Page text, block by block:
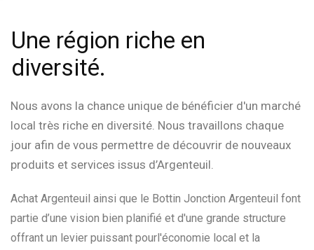
Une région riche en
diversité.
Nous avons la chance unique de bénéficier d'un marché
local très riche en diversité. Nous travaillons chaque
jour afin de vous permettre de découvrir de nouveaux
produits et services issus d’Argenteuil.
Achat Argenteuil ainsi que le Bottin Jonction Argenteuil font
partie d’une vision bien planifié et d'une grande structure
offrant un levier puissant pourl'économie local et la